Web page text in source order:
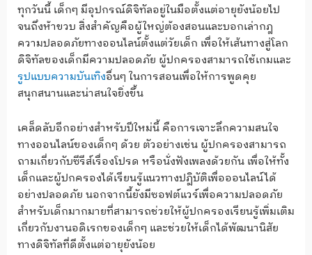
ทุกวันนี้ เด็กๆ มีอุปกรณ์ดิจิทัลอยู่ในมือตั้งแต่อายุยังน้อยไป
จนถึงห้าขวบ สิ่งสำคัญคือผู้ใหญ่ต้องสอนและบอกเล่ากฎ
ความปลอดภัยทางออนไลน์ตั้งแต่วัยเด็ก เพื่อให้เส้นทางสู่โลก
ดิจิทัลของเด็กมีความปลอดภัย ผู้ปกครองสามารถใช้เกมและ
รูปแบบความบันเทิงอื่นๆ ในการสอนเพื่อให้การพูดคุย
สนุกสนานและน่าสนใจยิ่งขึ้น
เคล็ดลับอีกอย่างสำหรับปีใหม่นี้ คือการเจาะลึกความสนใจ
ทางออนไลน์ของเด็กๆ ด้วย ตัวอย่างเช่น ผู้ปกครองสามารถ
ถามเกี่ยวกับซีรีส์เรื่องโปรด หรือนั่งฟังเพลงด้วยกัน เพื่อให้ทั้ง
เด็กและผู้ปกครองได้เรียนรู้แนวทางปฏิบัติเพื่อออนไลน์ได้
อย่างปลอดภัย นอกจากนี้ยังมีซอฟต์แวร์เพื่อความปลอดภัย
สำหรับเด็กมากมายที่สามารถช่วยให้ผู้ปกครองเรียนรู้เพิ่มเติม
เกี่ยวกับงานอดิเรกของเด็กๆ และช่วยให้เด็กได้พัฒนานิสัย
ทางดิจิทัลที่ดีตั้งแต่อายุยังน้อย